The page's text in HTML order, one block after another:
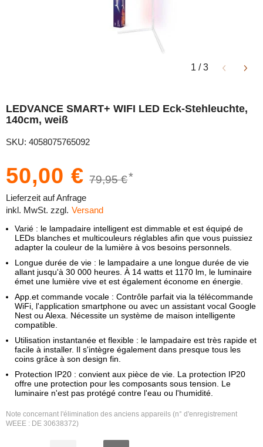
1 / 3
LEDVANCE SMART+ WIFI LED Eck-Stehleuchte,
140cm, weiß
SKU: 4058075765092
50,00 € 79,95 €*
Lieferzeit auf Anfrage
inkl. MwSt. zzgl. Versand
Varié : le lampadaire intelligent est dimmable et est équipé de
LEDs blanches et multicouleurs réglables afin que vous puissiez
adapter la couleur de la lumière à vos besoins personnels.
Longue durée de vie : le lampadaire a une longue durée de vie
allant jusqu'à 30 000 heures. À 14 watts et 1170 lm, le luminaire
émet une lumière vive et est également économe en énergie.
App.et commande vocale : Contrôle parfait via la télécommande
WiFi, l'application smartphone ou avec un assistant vocal Google
Nest ou Alexa. Nécessite un système de maison intelligente
compatible.
Utilisation instantanée et flexible : le lampadaire est très rapide et
facile à installer. Il s'intègre également dans presque tous les
coins grâce à son design fin.
Protection IP20 : convient aux pièce de vie. La protection IP20
offre une protection pour les composants sous tension. Le
luminaire n'est pas protégé contre l'eau ou l'humidité.
Note concernant l'élimination des anciens appareils (n° d'enregistrement
WEEE : DE 30638372)